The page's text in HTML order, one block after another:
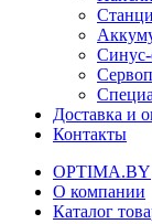
Доставка и
Контакты
OPTIMA.BY
О компании
Каталог